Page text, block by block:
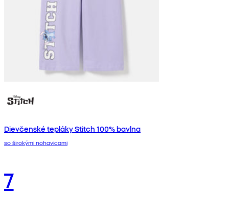
Dievčenské tepláky Stitch 100% bavlna
so širokými nohavicami
7